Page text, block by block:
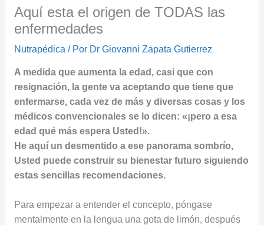
Aquí esta el origen de TODAS las
enfermedades
Nutrapédica / Por Dr Giovanni Zapata Gutierrez
A medida que aumenta la edad, casi que con
resignación, la gente va aceptando que tiene que
enfermarse, cada vez de más y diversas cosas y los
médicos convencionales se lo dicen: «¡pero a esa
edad qué más espera Usted!».
He aquí un desmentido a ese panorama sombrío,
Usted puede construir su bienestar futuro siguiendo
estas sencillas recomendaciones.
Para empezar a entender el concepto, póngase
mentalmente en la lengua una gota de limón, después